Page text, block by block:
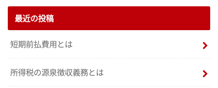
最近の投稿
短期前払費用とは
所得税の源泉徴収義務とは